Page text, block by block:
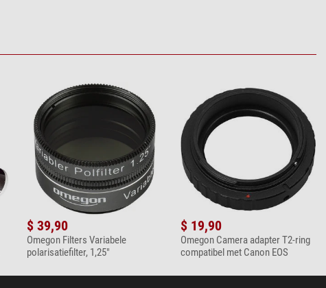
$ 39,90
Omegon Filters Variabele
polarisatiefilter, 1,25"
$ 19,90
Omegon Camera adapter T2-ring
compatibel met Canon EOS